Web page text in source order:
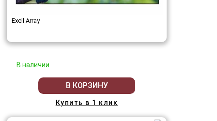
Exell Array
В наличии
В КОРЗИНУ
Купить в 1 клик